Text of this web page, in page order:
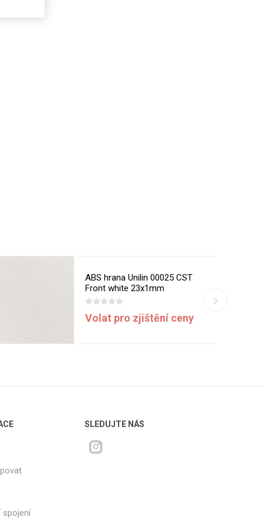
ABS hrana Unilin 00025 CST
Front white 23x1mm
Volat pro zjištění ceny
spojení
SLEDUJTE NÁS